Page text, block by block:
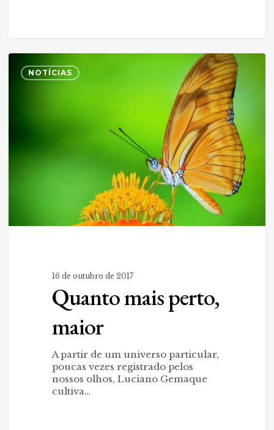
Quanto
mais
perto,
NOTÍCIAS
16 de outubro de 2017
Quanto mais perto,
maior
A partir de um universo particular,
poucas vezes registrado pelos
nossos olhos, Luciano Gemaque
cultiva…